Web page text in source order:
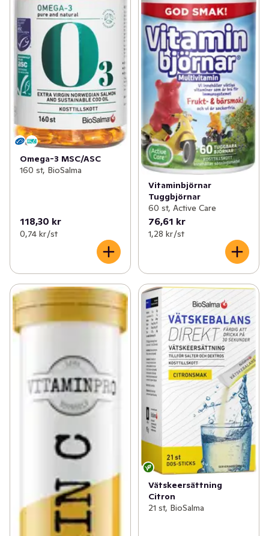
Omega-3 MSC/ASC
160 st, BioSalma
118,30 kr
0,74 kr /st
Vitaminbjörnar
Tuggbjörnar
60 st, Active Care
76,61 kr
1,28 kr /st
Vätskeersättning
Citron
21 st, BioSalma